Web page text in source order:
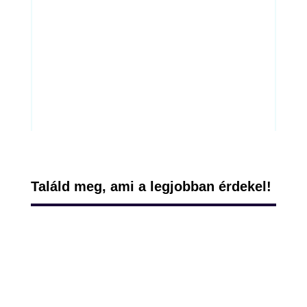
Találd meg, ami a legjobban érdekel!